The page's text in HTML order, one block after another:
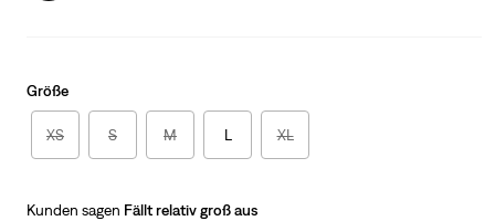
Größe
XS S M L XL
Kunden sagen Fällt relativ groß aus